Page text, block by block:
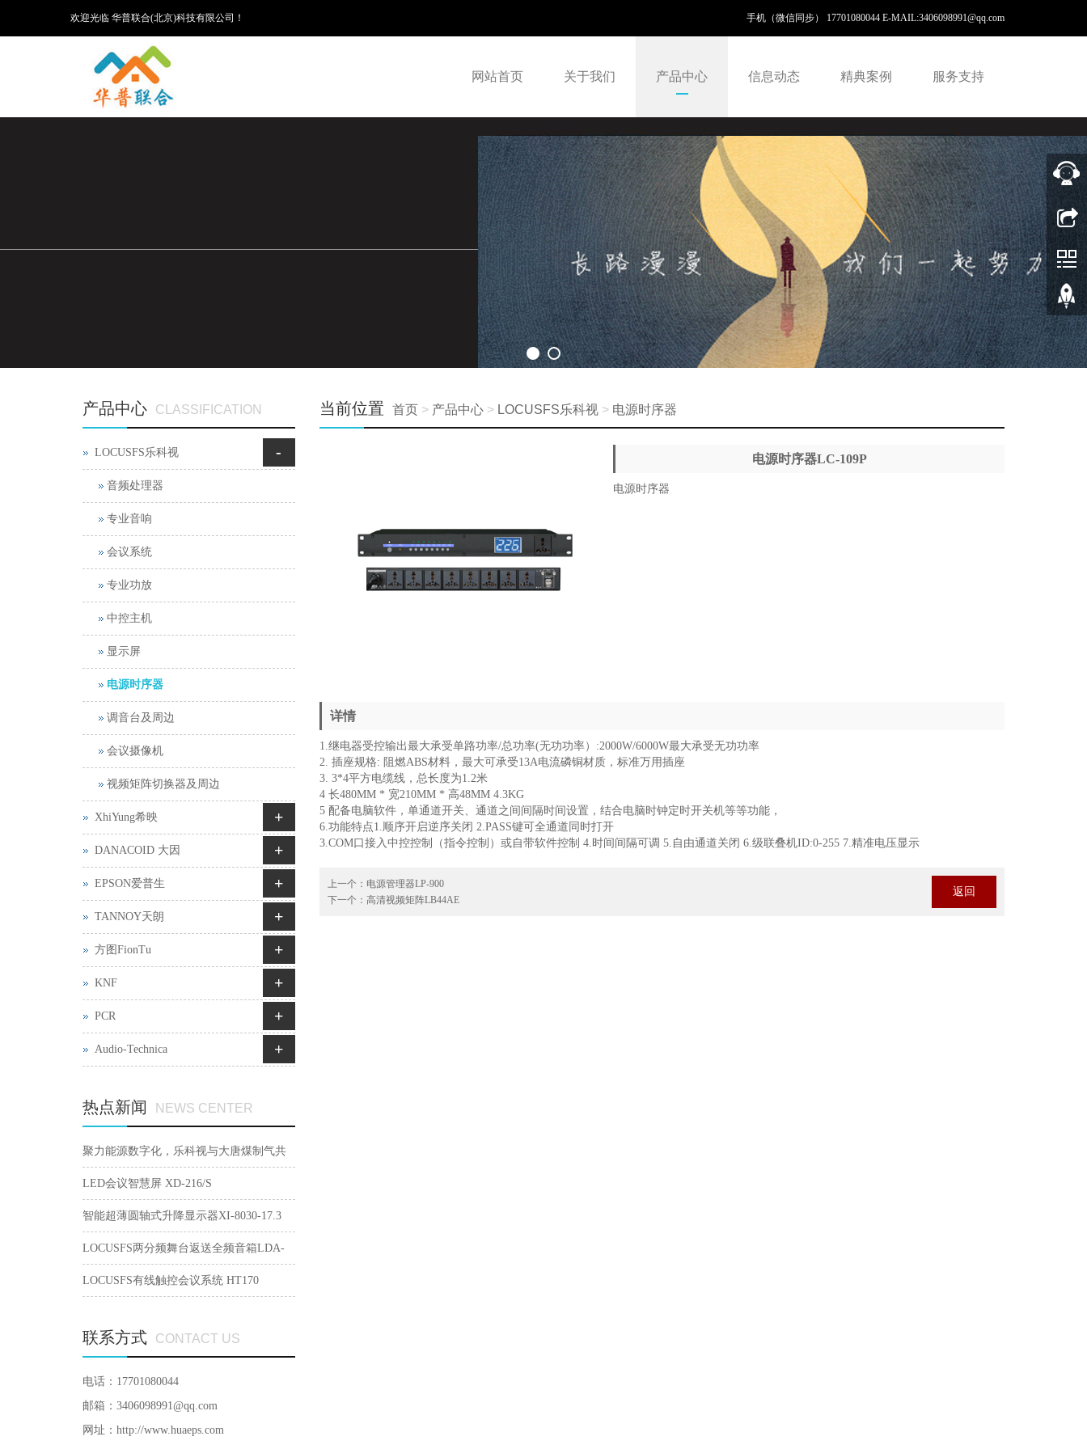
欢迎光临 华普联合(北京)科技有限公司！ 手机（微信同步） 17701080044 E-MAIL:3406098991@qq.com
网站首页 关于我们 产品中心 信息动态 精典案例 服务支持
当前位置 首页> 产品中心> LOCUSFS乐科视> 电源时序器
电源时序器LC-109P
电源时序器
详情
1.继电器受控输出最大承受单路功率/总功率(无功功率）:2000W/6000W最大承受无功功率
2. 插座规格: 阻燃ABS材料，最大可承受13A电流磷铜材质，标准万用插座
3. 3*4平方电缆线，总长度为1.2米
4 长480MM * 宽210MM * 高48MM 4.3KG
5 配备电脑软件，单通道开关、通道之间间隔时间设置，结合电脑时钟定时开关机等等功能，
6.功能特点1.顺序开启逆序关闭 2.PASS键可全通道同时打开
3.COM口接入中控控制（指令控制）或自带软件控制 4.时间间隔可调 5.自由通道关闭 6.级联叠机ID:0-255 7.精准电压显示
上一个： 电源管理器LP-900
下一个： 高清视频矩阵LB44AE
返回
产品中心 CLASSIFICATION
LOCUSFS乐科视 -
音频处理器
专业音响
会议系统
专业功放
中控主机
显示屏
电源时序器
调音台及周边
会议摄像机
视频矩阵切换器及周边
XhiYung希映 +
DANACOID 大因 +
EPSON爱普生 +
TANNOY天朗 +
方图FionTu +
KNF +
PCR +
Audio-Technica +
热点新闻 NEWS CENTER
聚力能源数字化，乐科视与大唐煤制气共
建智慧会议生态
LED会议智慧屏 XD-216/S
智能超薄圆轴式升降显示器XI-8030-17.3
LOCUSFS两分频舞台返送全频音箱LDA-
15M
LOCUSFS有线触控会议系统 HT170
联系方式 CONTACT US
电话：17701080044
邮箱：3406098991@qq.com
网址： http://www.huaeps.com